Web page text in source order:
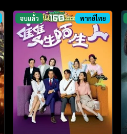
จบแล้ว พากย์ไทย